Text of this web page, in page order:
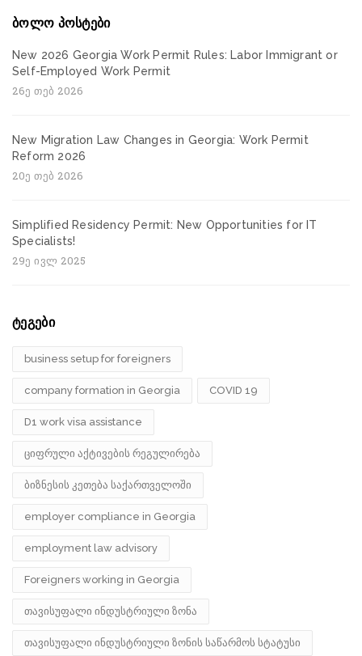
ბოლო პოსტები
New 2026 Georgia Work Permit Rules: Labor Immigrant or
Self-Employed Work Permit
26ე თებ 2026
New Migration Law Changes in Georgia: Work Permit
Reform 2026
20ე თებ 2026
Simplified Residency Permit: New Opportunities for IT
Specialists!
29ე ივლ 2025
ტეგები
business setup for foreigners
company formation in Georgia COVID 19
D1 work visa assistance
ციფრული აქტივების რეგულირება
ბიზნესის კეთება საქართველოში
employer compliance in Georgia
employment law advisory
Foreigners working in Georgia
თავისუფალი ინდუსტრიული ზონა
თავისუფალი ინდუსტრიული ზონის საწარმოს სტატუსი